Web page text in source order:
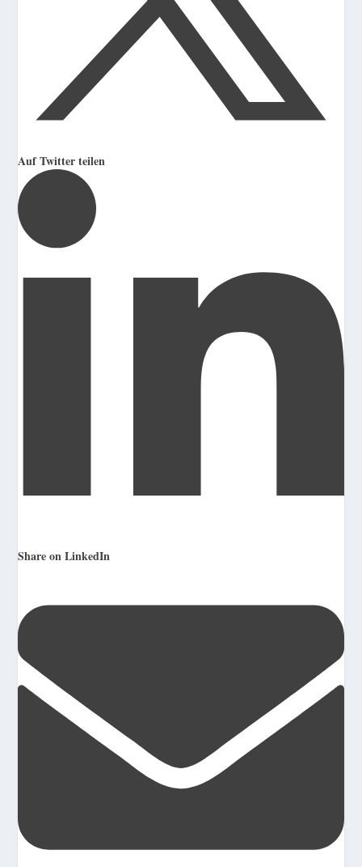
Auf Twitter teilen
Share on LinkedIn